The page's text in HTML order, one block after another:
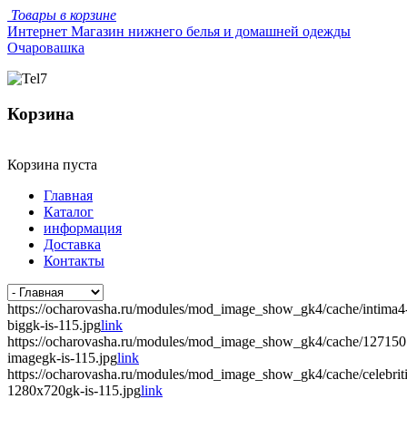
Товары в корзине
Интернет Магазин нижнего белья и домашней одежды
Очаровашка
Корзина
Корзина пуста
Главная
Каталог
информация
Доставка
Контакты
https://ocharovasha.ru/modules/mod_image_show_gk4/cache/
biggk-is-115.jpglink
https://ocharovasha.ru/modules/mod_image_show_gk4/cache/
imagegk-is-115.jpglink
https://ocharovasha.ru/modules/mod_image_show_gk4/cache/
1280x720gk-is-115.jpglink